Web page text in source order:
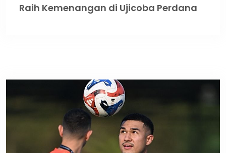
Raih Kemenangan di Ujicoba Perdana